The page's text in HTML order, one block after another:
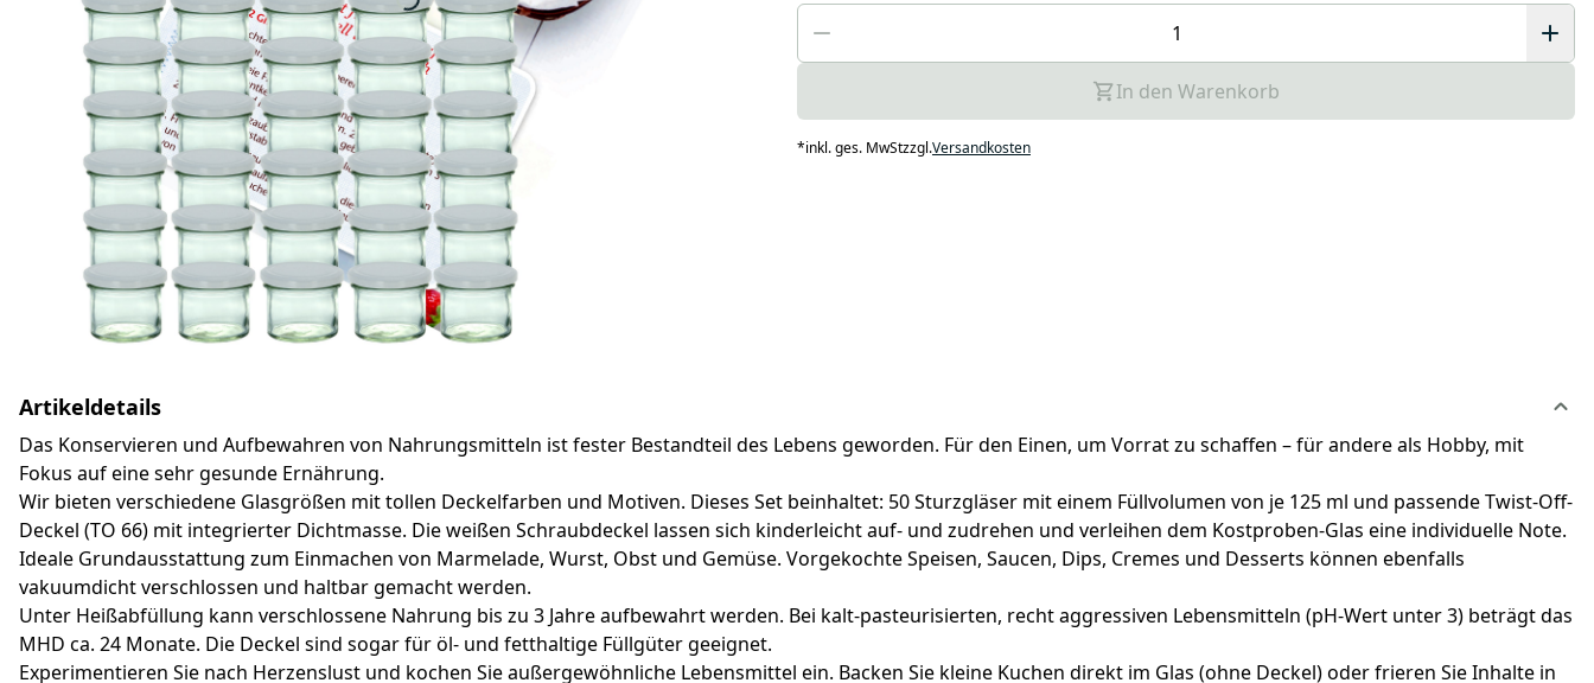
In den Warenkorb
*inkl. ges. MwStzzgl.Versandkosten
Artikeldetails
Das Konservieren und Aufbewahren von Nahrungsmitteln ist fester Bestandteil des Lebens geworden. Für den Einen, um Vorrat zu schaffen – für andere als Hobby, mit
Fokus auf eine sehr gesunde Ernährung.
Wir bieten verschiedene Glasgrößen mit tollen Deckelfarben und Motiven. Dieses Set beinhaltet: 50 Sturzgläser mit einem Füllvolumen von je 125 ml und passende Twist-Off-
Deckel (TO 66) mit integrierter Dichtmasse. Die weißen Schraubdeckel lassen sich kinderleicht auf- und zudrehen und verleihen dem Kostproben-Glas eine individuelle Note.
Ideale Grundausstattung zum Einmachen von Marmelade, Wurst, Obst und Gemüse. Vorgekochte Speisen, Saucen, Dips, Cremes und Desserts können ebenfalls
vakuumdicht verschlossen und haltbar gemacht werden.
Unter Heißabfüllung kann verschlossene Nahrung bis zu 3 Jahre aufbewahrt werden. Bei kalt-pasteurisierten, recht aggressiven Lebensmitteln (pH-Wert unter 3) beträgt das
MHD ca. 24 Monate. Die Deckel sind sogar für öl- und fetthaltige Füllgüter geeignet.
Experimentieren Sie nach Herzenslust und kochen Sie außergewöhnliche Lebensmittel ein. Backen Sie kleine Kuchen direkt im Glas (ohne Deckel) oder frieren Sie Inhalte in